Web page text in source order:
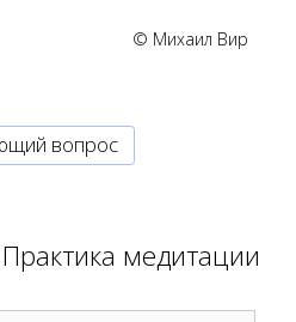
© Михаил Вир
вопрос
Практика медитации